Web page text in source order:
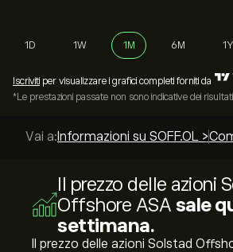
1D 1W 1M 6M 1Y
Iscriviti per visualizzare i grafici completi forniti da
*Le prestazioni passate non sono indicative dei
Vai a: Informazioni su SOFF.OL >
Il prezzo delle azioni
Offshore ASA sale
settimana.
Il prezzo delle azioni Solstad